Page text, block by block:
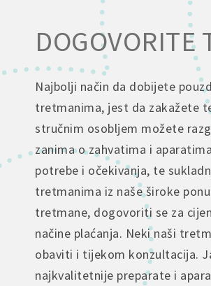
DOGOVORITE
Najbolji način da dobijete
tretmanima, jest da zakažete
stručnim osobljem možete
zanima o zahvatima i
potrebe i očekivanja, te
tretmanima iz naše široke
tretmane, dogovoriti se za
načine plaćanja. Neki naši
obaviti i tijekom konzultacija.
najkvalitetnije preparate i